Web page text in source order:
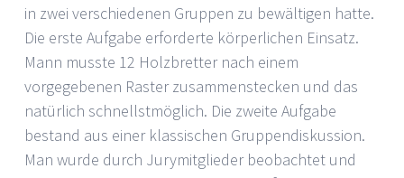
in zwei verschiedenen Gruppen zu bewältigen hatte.
Die erste Aufgabe erforderte körperlichen Einsatz.
Mann musste 12 Holzbretter nach einem
vorgegebenen Raster zusammenstecken und das
natürlich schnellstmöglich. Die zweite Aufgabe
bestand aus einer klassischen Gruppendiskussion.
Man wurde durch Jurymitglieder beobachtet und